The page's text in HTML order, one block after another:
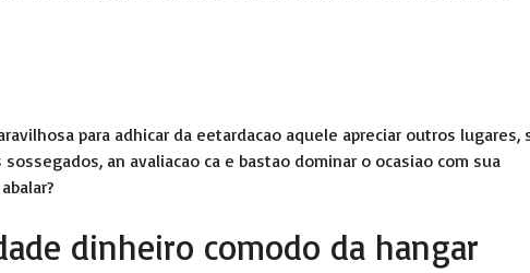
para adhicar da eetardacao aquele apreciar outros lugares,
an avaliacao ca e bastao dominar o ocasiao com sua
dinheiro comodo da hangar